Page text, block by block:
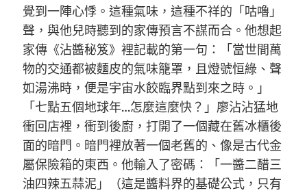
覺到一陣心悸。這種氣味，這種不祥的「咕嚕」
聲，與他兒時聽到的家傳預言不謀而合。他想起
家傳《沾醬秘笈》裡記載的第一句：「當世間萬
物的交通都被麵皮的氣味籠罩，且燈號恒綠、聲
如湯沸時，便是宇宙水餃臨界點到來之時。」
「七點五個地球年…怎麼這麼快？」廖沾沾猛地
衝回店裡，衝到後廚，打開了一個藏在舊冰櫃後
面的暗門。暗門裡放著一個老舊的、像是古代金
屬保險箱的東西。他輸入了密碼：「一醬二醋三
油四辣五蒜泥」（這是醬料界的基礎公式，只有